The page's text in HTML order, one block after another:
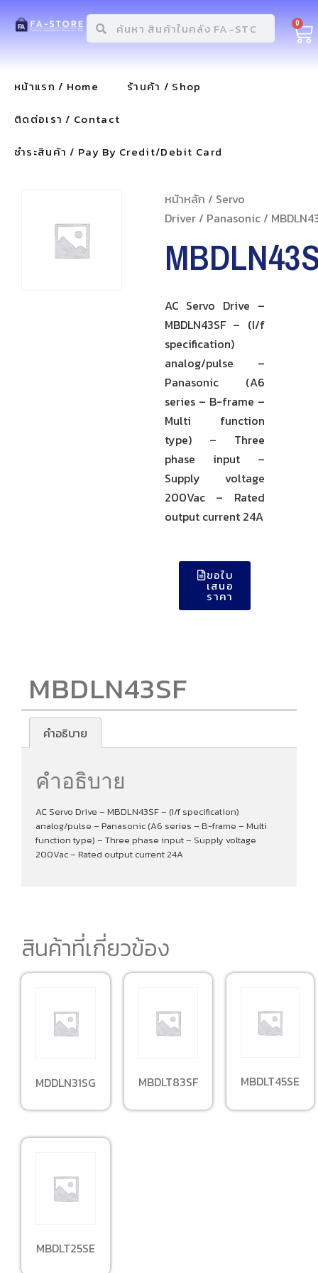
0
หน้าแรก / Home
ร้านค้า / Shop
ติดต่อเรา / Contact
ชำระสินค้า / Pay By Credit/Debit Card
หน้าหลัก / Servo
Driver/ Panasonic/
AC Servo Drive –
MBDLN43SF – (I/f
specification)
analog/pulse –
Panasonic (A6
series – B-frame –
Multi function
type) – Three
phase input –
Supply voltage
200Vac – Rated
output current 24A
ขอใบ
เสนอ
ราคา
MBDLN43SF
คำอธิบาย
คำอธิบาย
AC Servo Drive – MBDLN43SF – (I/f specification)
analog/pulse – Panasonic (A6 series – B-frame – Multi
function type) – Three phase input – Supply voltage
200Vac – Rated output current 24A
สินค้าที่เกี่ยวข้อง
MDDLN31SG MBDLT83SF MBDLT45SE
MBDLT25SE